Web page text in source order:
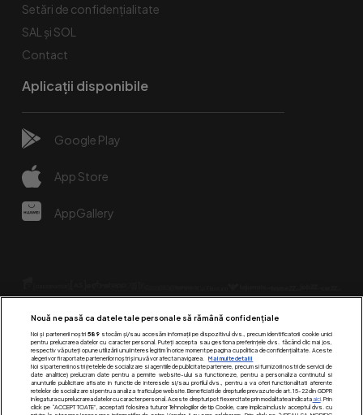
Setări de confidențialitate
SAL și SOL
Contact
Aplicații disponibile
Google Play
App Store
AppGallery
Urmărește-ne pe:
Nouă ne pasă ca datele tale personale să rămână confidențiale
Noi și partenerii noștri 589stocăm și/sau accesăm informații pe dispozitivul dvs., precum identificatorii cookie unici
pentru prelucrarea datelor cu caracter personal. Puteți accepta sau gestiona preferințele dvs. făcând clic mai jos,
respectiv vă puteți opune utilizării unui interes legitim în orice moment pe pagina cu politica de confidențialitate. Aceste
alegeri vor fi raportate partenerilor noștri și nu vă vor afecta navigarea.
Mai multe detalii
Noi si partenerii nostri (retelele de socializare si agentiile de publicitate partenere, precum si furnizorii nostri de servicii de
date analitice) prelucram date pentru a permite website-ului sa functioneze, pentru a personaliza continutul si
anunturile publicitare afisate in functie de interesele si/sau profilul dvs., pentru a va oferi functionalitati aferente
retelelor de socializare si pentru a analiza traficul pe website. Beneficiati de drepturile prevazute de art. 15-22 din GDPR
in legatura cu prelucrarea datelor cu caracter personal. Aceste drepturi pot fi exercitate prin modalitatea indicataaici. Prin
click pe “ACCEPT TOATE”, acceptati folosirea tuturor Tehnologiilor de tip Cookie, care implica inclusiv acceptul dvs. cu